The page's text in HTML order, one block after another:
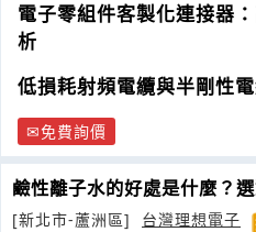
電子零組件客製化連接器
析
低損耗射頻電纜與半剛性
免費詢價
鹼性離子水的好處是什麼？
[新北市-蘆洲區]
台灣理想電子